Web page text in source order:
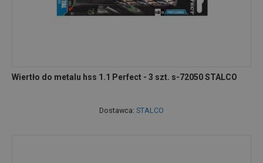
Wiertło do metalu hss 1.1 Perfect - 3 szt. s-72050 STALCO
Dostawca: STALCO